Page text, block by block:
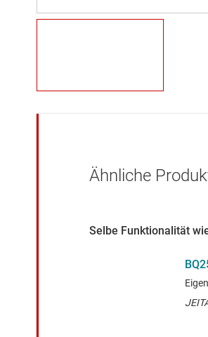
Ähnliche
Selbe Funktionalität